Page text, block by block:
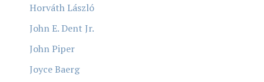
Horváth László
John E. Dent Jr.
John Piper
Joyce Baerg